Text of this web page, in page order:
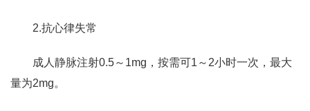
2.抗心律失常
成人静脉注射0.5～1mg，按需可1～2小时一次，最大
量为2mg。